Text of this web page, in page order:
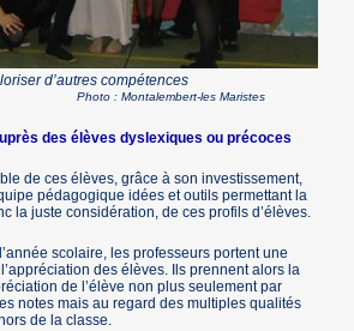
d’autres compétences
Photo : Montalembert-les Maristes
des élèves dyslexiques ou précoces
de ces élèves, grâce à son investissement,
pédagogique idées et outils permettant la
la juste considération, de ces profils d’élèves.
scolaire, les professeurs portent une
des élèves. Ils prennent alors la
de l’élève non plus seulement par
notes mais au regard des multiples qualités
de la classe.